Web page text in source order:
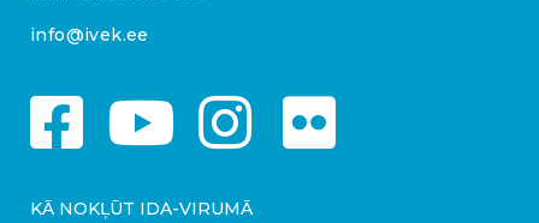
info@ivek.ee
KĀ NOKĻŪT IDA-VIRUMĀ